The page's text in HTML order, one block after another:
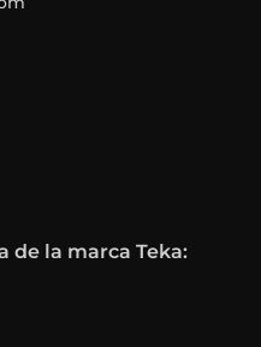
de la marca Teka: